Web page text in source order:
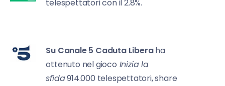
telespettatori con il 2.8%.
Su Canale 5 Caduta Liberaha
ottenuto nel gioco Inizia la
sfida914.000 telespettatori, share